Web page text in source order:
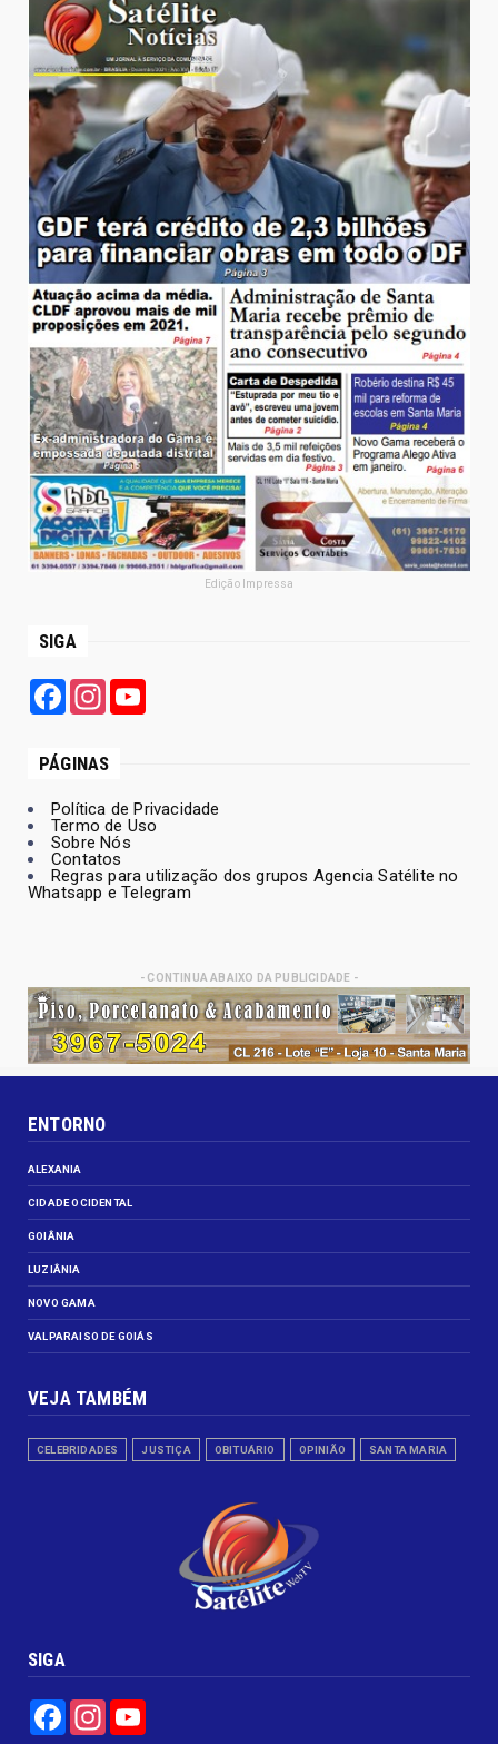
Edição Impressa
SIGA
FacebookInstagram
PÁGINAS
Política de Privacidade
Termo de Uso
Sobre Nós
Contatos
Regras para utilização dos grupos Agencia Satélite no
Whatsapp e Telegram
- CONTINUA ABAIXO DA PUBLICIDADE -
ENTORNO
ALEXANIA
CIDADE OCIDENTAL
GOIÂNIA
LUZIÂNIA
NOVO GAMA
VALPARAISO DE GOIÁS
VEJA TAMBÉM
CELEBRIDADES JUSTIÇA OBITUÁRIO OPINIÃO SANTA MARIA
SIGA
FacebookInstagram